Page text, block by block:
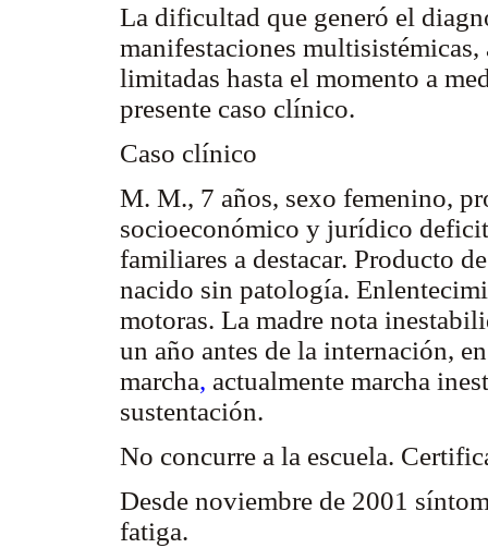
La dificultad que generó el
manifestaciones
limitadas hasta el momento a
presente caso clínico.
Caso clínico
M. M., 7 años, sexo femenino,
socioeconómico y jurídico
familiares a destacar. Producto
nacido sin patología.
motoras. La madre nota
un año antes de la internación,
marcha, actualmente marcha
sustentación.
No concurre a la escuela.
Desde noviembre de 2001
fatiga.